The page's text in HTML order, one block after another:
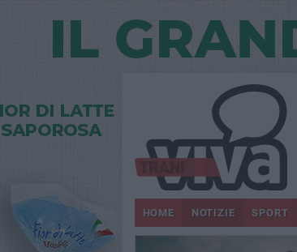
HOME NOTIZIE SPORT